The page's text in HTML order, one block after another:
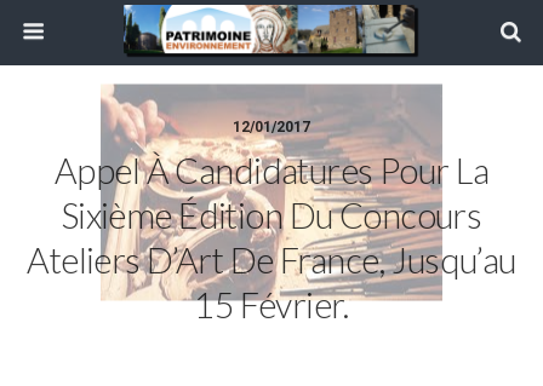
12/01/2017
Appel À Candidatures Pour La
Sixième Édition Du Concours
Ateliers D’Art De France, Jusqu’au
15 Février.